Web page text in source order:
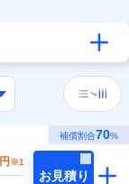
補償割合70%
円 ※1
お見積り